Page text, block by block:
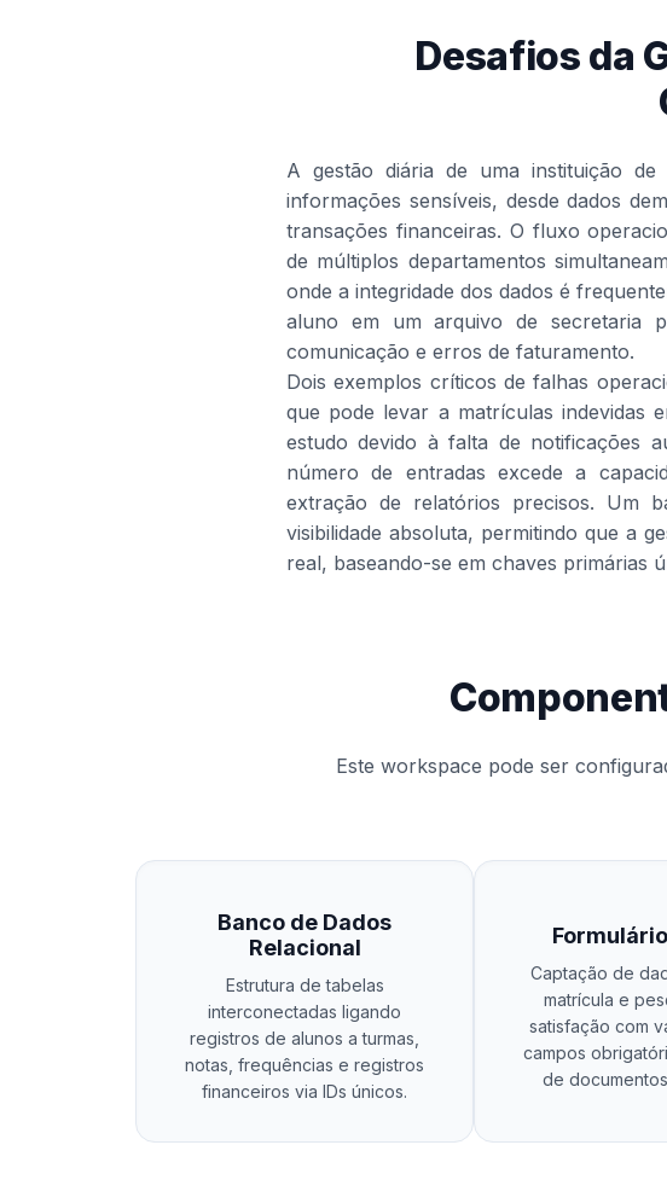
Desafios da
A gestão diária de uma instituição
informações sensíveis, desde dados
transações financeiras. O fluxo
de múltiplos departamentos
onde a integridade dos dados é
aluno em um arquivo de secretaria
comunicação e erros de faturamento.
Dois exemplos críticos de falhas
que pode levar a matrículas indevidas
estudo devido à falta de notificações
número de entradas excede a
extração de relatórios precisos. Um
visibilidade absoluta, permitindo que a
real, baseando-se em chaves primárias
Este workspace pode ser
Banco de Dados
Relacional
Estrutura de tabelas
interconectadas ligando
registros de alunos a turmas,
notas, frequências e registros
financeiros via IDs únicos.
Captação de
matrícula e
satisfação com
campos
de